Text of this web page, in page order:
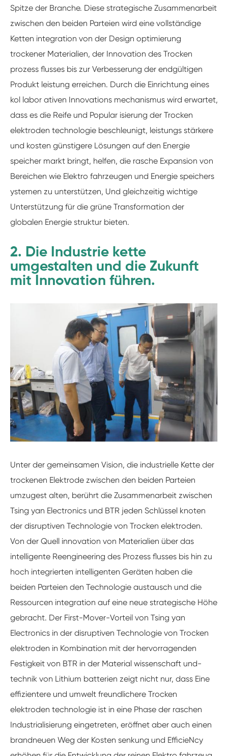
Spitze der Branche. Diese strategische Zusammenarbeit
zwischen den beiden Parteien wird eine vollständige
Ketten integration von der Design optimierung
trockener Materialien, der Innovation des Trocken
prozess flusses bis zur Verbesserung der endgültigen
Produkt leistung erreichen. Durch die Einrichtung eines
kol labor ativen Innovations mechanismus wird erwartet,
dass es die Reife und Popular isierung der Trocken
elektroden technologie beschleunigt, leistungs stärkere
und kosten günstigere Lösungen auf den Energie
speicher markt bringt, helfen, die rasche Expansion von
Bereichen wie Elektro fahrzeugen und Energie speichers
ystemen zu unterstützen, Und gleichzeitig wichtige
Unterstützung für die grüne Transformation der
globalen Energie struktur bieten.
2. Die Industrie kette
umgestalten und die Zukunft
mit Innovation führen.
Unter der gemeinsamen Vision, die industrielle Kette der
trockenen Elektrode zwischen den beiden Parteien
umzugest alten, berührt die Zusammenarbeit zwischen
Tsing yan Electronics und BTR jeden Schlüssel knoten
der disruptiven Technologie von Trocken elektroden.
Von der Quell innovation von Materialien über das
intelligente Reengineering des Prozess flusses bis hin zu
hoch integrierten intelligenten Geräten haben die
beiden Parteien den Technologie austausch und die
Ressourcen integration auf eine neue strategische Höhe
gebracht. Der First-Mover-Vorteil von Tsing yan
Electronics in der disruptiven Technologie von Trocken
elektroden in Kombination mit der hervorragenden
Festigkeit von BTR in der Material wissenschaft und-
technik von Lithium batterien zeigt nicht nur, dass Eine
effizientere und umwelt freundlichere Trocken
elektroden technologie ist in eine Phase der raschen
Industrialisierung eingetreten, eröffnet aber auch einen
brandneuen Weg der Kosten senkung und EfficieNcy